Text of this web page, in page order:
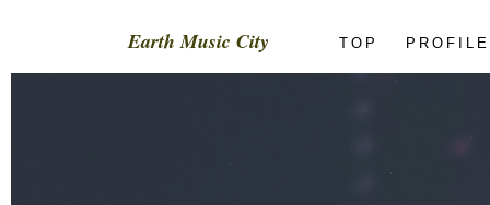
Earth Music City TOP PROFILE